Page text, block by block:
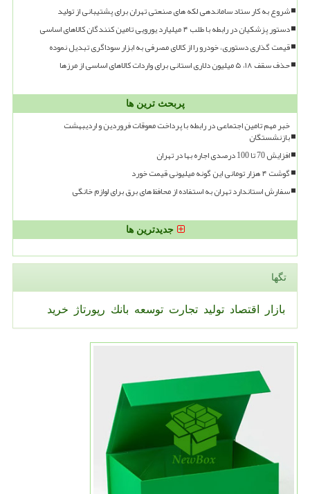
شروع به کار ستاد ساماندهی لکه های صنعتی تهران برای پشتیبانی از تولید
دستور پزشکیان در رابطه با طلب ۴ میلیارد یورویی تامین کنندگان کالاهای اساسی
قیمت گذاری دستوری، خودرو را از کالای مصرفی به ابزار سوداگری تبدیل نموده
حذف سقف ۱۸، ۵ میلیون دلاری استانی برای واردات کالاهای اساسی از مرزها
پربحث ترین ها
خبر مهم تامین اجتماعی در رابطه با پرداخت معوقات فروردین و اردیبهشت
بازنشستگان
افزایش 70 تا 100 درصدی اجاره بها در تهران
گوشت ۴ هزار تومانی این گونه میلیونی قیمت خورد
سفارش استاندارد تهران به استفاده از محافظ های برق برای لوازم خانگی
جدیدترین ها
تگها
بازار اقتصاد تولید تجارت توسعه بانك رپورتاژ خرید